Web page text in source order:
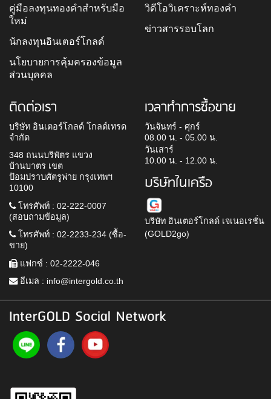
คู่มือลงทุนทองคำสำหรับมือ
ใหม่
นักลงทุนอินเตอร์โกลด์
นโยบายการคุ้มครองข้อมูล
ส่วนบุคคล
วิดีโอวิเคราะห์ทองคำ
ข่าวสารรอบโลก
ติดต่อเรา
บริษัท อินเตอร์โกลด์ โกลด์เทรด
จำกัด
348 ถนนบริพัตร แขวง
บ้านบาตร เขต
ป้อมปราบศัตรูพ่าย กรุงเทพฯ
10100
โทรศัพท์ : 02-222-0007
(สอบถามข้อมูล)
โทรศัพท์ : 02-2233-234 (ซื้อ-
ขาย)
แฟกซ์ : 02-2222-046
อีเมล : info@intergold.co.th
เวลาทำการซื้อขาย
วันจันทร์ - ศุกร์
08.00 น. - 05.00 น.
วันเสาร์
10.00 น. - 12.00 น.
บริษัทในเครือ
บริษัท อินเตอร์โกลด์ เจเนอเรชั่น
(GOLD2go)
InterGOLD Social Network